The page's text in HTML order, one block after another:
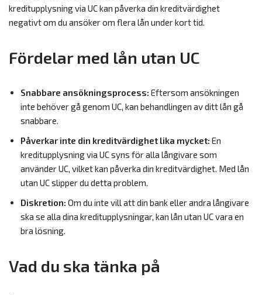
kreditupplysning via UC kan påverka din kreditvärdighet
negativt om du ansöker om flera lån under kort tid.
Fördelar med lån utan UC
Snabbare ansökningsprocess: Eftersom ansökningen
inte behöver gå genom UC, kan behandlingen av ditt lån gå
snabbare.
Påverkar inte din kreditvärdighet lika mycket: En
kreditupplysning via UC syns för alla långivare som
använder UC, vilket kan påverka din kreditvärdighet. Med lån
utan UC slipper du detta problem.
Diskretion: Om du inte vill att din bank eller andra långivare
ska se alla dina kreditupplysningar, kan lån utan UC vara en
bra lösning.
Vad du ska tänka på